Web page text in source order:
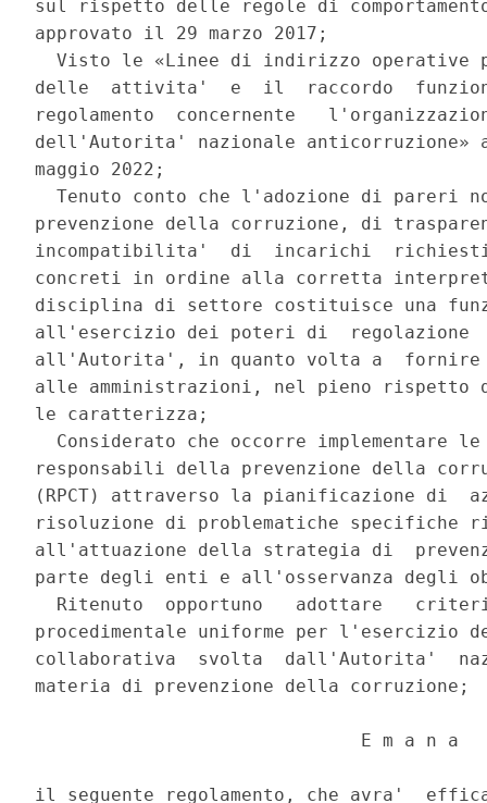
sul rispetto delle regole di
approvato il 29 marzo 2017;
Visto le «Linee di indirizzo operative
delle  attivita'  e  il  raccordo
regolamento  concernente
dell'Autorita' nazionale anticorruzione»
maggio 2022;
Tenuto conto che l'adozione di pareri
prevenzione della corruzione, di
incompatibilita'  di  incarichi
concreti in ordine alla corretta
disciplina di settore costituisce una
all'esercizio dei poteri di
all'Autorita', in quanto volta a
alle amministrazioni, nel pieno
le caratterizza;
Considerato che occorre implementare
responsabili della prevenzione della
(RPCT) attraverso la pianificazione di
risoluzione di problematiche
all'attuazione della strategia di
parte degli enti e all'osservanza degli
Ritenuto  opportuno   adottare
procedimentale uniforme per l'esercizio
collaborativa  svolta  dall'Autorita'
materia di prevenzione della corruzione;
                              E m a n a
il seguente regolamento, che avra'